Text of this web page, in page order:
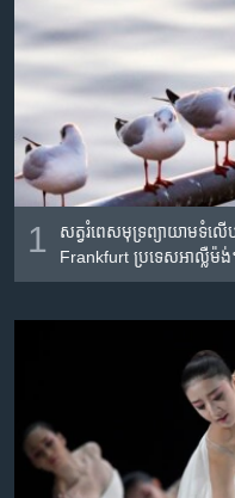
រំលង​
និង​
ទៅ​
កាន់​
ទំព័រ​
ស្វែង​
Khmer English
បណ្តាញ​សង្គម
ភាសា
1
សត្វ​រំពេ​សមុទ្រ​ព្យាយាម​ទំ​លើ​
Frankfurt ប្រទេស​អាល្លឺម៉ង់